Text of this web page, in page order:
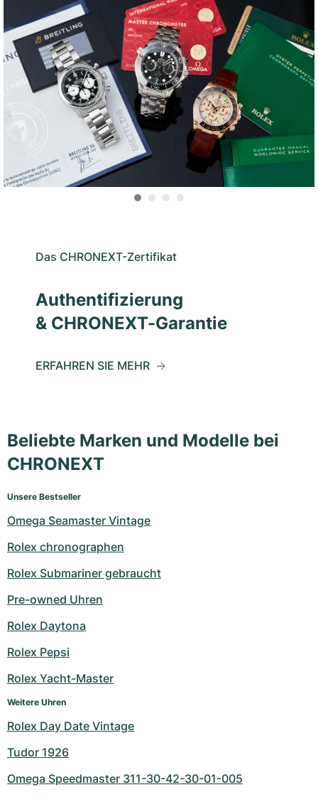
Das CHRONEXT-Zertifikat
Authentifizierung
& CHRONEXT-Garantie
ERFAHREN SIE MEHR
Beliebte Marken und Modelle bei
CHRONEXT
Unsere Bestseller
Omega Seamaster Vintage
Rolex chronographen
Rolex Submariner gebraucht
Pre-owned Uhren
Rolex Daytona
Rolex Pepsi
Rolex Yacht-Master
Weitere Uhren
Rolex Day Date Vintage
Tudor 1926
Omega Speedmaster 311-30-42-30-01-005